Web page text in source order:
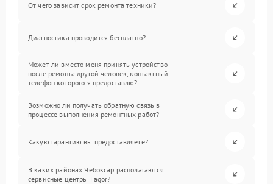
От чего зависит срок ремонта техники?
Диагностика проводится бесплатно?
Может ли вместо меня принять устройство
после ремонта другой человек, контактный
телефон которого я предоставлю?
Возможно ли получать обратную связь в
процессе выполнения ремонтных работ?
Какую гарантию вы предоставляете?
В каких районах Чебоксар располагаются
сервисные центры Fagor?